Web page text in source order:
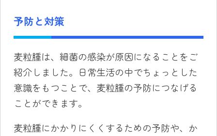
予防と対策
麦粒腫は、細菌の感染が原因になることをご
紹介しました。日常生活の中でちょっとした
意識をもつことで、麦粒腫の予防につなげる
ことができます。
麦粒腫にかかりにくくするための予防や、か